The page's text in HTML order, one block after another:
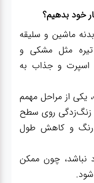
خود بدهیم؟
ماشین و سلیقه
مثل مشکی و
اسپرت و جذاب به
از مراحل مهمم
زنگ‌زدگی روی سطح
و کاهش طول
چون ممکن